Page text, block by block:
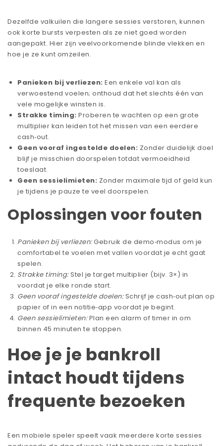
Dezelfde valkuilen die langere sessies verstoren, kunnen
ook korte bursts verpesten als ze niet goed worden
aangepakt. Hier zijn veelvoorkomende blinde vlekken en
hoe je ze kunt omzeilen.
Panieken bij verliezen: Een enkele val kan als
verwoestend voelen; onthoud dat het slechts één van
vele mogelijke winsten is.
Strakke timing: Proberen te wachten op een grote
multiplier kan leiden tot het missen van een eerdere
cash‑out.
Geen vooraf ingestelde doelen: Zonder duidelijk doel
blijf je misschien doorspelen totdat vermoeidheid
toeslaat.
Geen sessielimieten: Zonder maximale tijd of geld kun
je tijdens je pauze te veel doorspelen.
Oplossingen voor fouten
Panieken bij verliezen:Gebruik de demo‑modus om je
comfortabel te voelen met vallen voordat je echt gaat
spelen.
Strakke timing:Stel je target multiplier (bijv. 3×) in
voordat je elke ronde start.
Geen vooraf ingestelde doelen:Schrijf je cash‑out plan op
papier of in een notitie‑app voordat je begint.
Geen sessielimieten:Plan een alarm of timer in om
binnen 45 minuten te stoppen.
Hoe je je bankroll
intact houdt tijdens
frequente bezoeken
Een mobiele speler speelt vaak meerdere korte sessies